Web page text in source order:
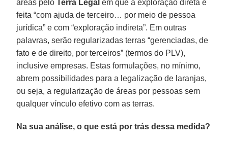
áreas pelo Terra Legal em que a exploração direta é
feita “com ajuda de terceiro… por meio de pessoa
jurídica” e com “exploração indireta”. Em outras
palavras, serão regularizadas terras “gerenciadas, de
fato e de direito, por terceiros” (termos do PLV),
inclusive empresas. Estas formulações, no mínimo,
abrem possibilidades para a legalização de laranjas,
ou seja, a regularização de áreas por pessoas sem
qualquer vínculo efetivo com as terras.
Na sua análise, o que está por trás dessa medida?